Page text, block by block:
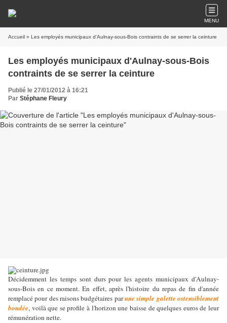
MENU
Accueil » Les employés municipaux d'Aulnay-sous-Bois contraints de se serrer la ceinture
Les employés municipaux d'Aulnay-sous-Bois
contraints de se serrer la ceinture
Publié le 27/01/2012 à 16:21
Par Stéphane Fleury
Décidemment les temps sont durs pour les agents municipaux d'Aulnay-
sous-Bois en ce moment. En effet, après l'histoire du repas de fin d'année
remplacé pour des raisons budgétaires parune simple galette ostensiblement
boudée, voilà que se profile à l'horizon une baisse de quelques euros de leur
rémunération nette.